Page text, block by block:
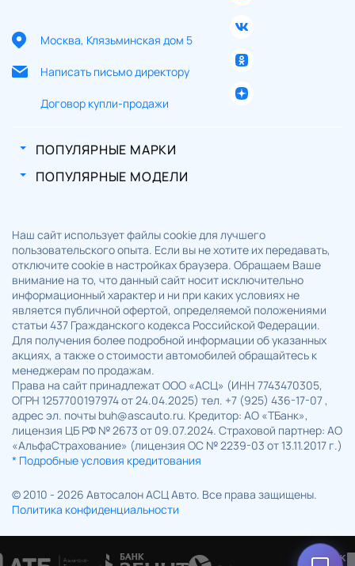
Москва, Клязьминская дом 5
Написать письмо директору
Договор купли-продажи
ПОПУЛЯРНЫЕ МАРКИ
ПОПУЛЯРНЫЕ МОДЕЛИ
Наш сайт использует файлы cookie для лучшего
пользовательского опыта. Если вы не хотите их передавать,
отключите cookie в настройках браузера. Обращаем Ваше
внимание на то, что данный сайт носит исключительно
информационный характер и ни при каких условиях не
является публичной офертой, определяемой положениями
статьи 437 Гражданского кодекса Российской Федерации.
Для получения более подробной информации об указанных
акциях, а также о стоимости автомобилей обращайтесь к
менеджерам по продажам.
Права на сайт принадлежат ООО «АСЦ» (ИНН 7743470305,
ОГРН 1257700197974 от 24.04.2025) тел. +7 (925) 436-17-07 ,
адрес эл. почты buh@ascauto.ru. Кредитор: АО «ТБанк»,
лицензия ЦБ РФ № 2673 от 09.07.2024. Страховой партнер: АО
«АльфаСтрахование» (лицензия ОС № 2239-03 от 13.11.2017 г.)
* Подробные условия кредитования
© 2010 - 2026 Автосалон АСЦ Авто. Все права защищены.
Политика конфиденциальности